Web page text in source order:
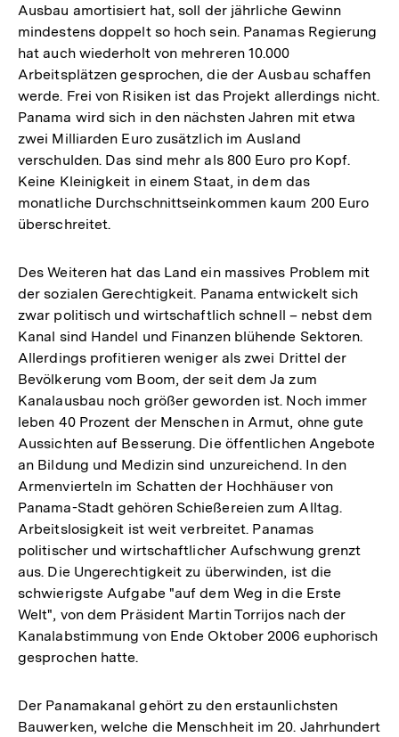
Ausbau amortisiert hat, soll der jährliche Gewinn
mindestens doppelt so hoch sein. Panamas Regierung
hat auch wiederholt von mehreren 10.000
Arbeitsplätzen gesprochen, die der Ausbau schaffen
werde. Frei von Risiken ist das Projekt allerdings nicht.
Panama wird sich in den nächsten Jahren mit etwa
zwei Milliarden Euro zusätzlich im Ausland
verschulden. Das sind mehr als 800 Euro pro Kopf.
Keine Kleinigkeit in einem Staat, in dem das
monatliche Durchschnittseinkommen kaum 200 Euro
überschreitet.
Des Weiteren hat das Land ein massives Problem mit
der sozialen Gerechtigkeit. Panama entwickelt sich
zwar politisch und wirtschaftlich schnell – nebst dem
Kanal sind Handel und Finanzen blühende Sektoren.
Allerdings profitieren weniger als zwei Drittel der
Bevölkerung vom Boom, der seit dem Ja zum
Kanalausbau noch größer geworden ist. Noch immer
leben 40 Prozent der Menschen in Armut, ohne gute
Aussichten auf Besserung. Die öffentlichen Angebote
an Bildung und Medizin sind unzureichend. In den
Armenvierteln im Schatten der Hochhäuser von
Panama-Stadt gehören Schießereien zum Alltag.
Arbeitslosigkeit ist weit verbreitet. Panamas
politischer und wirtschaftlicher Aufschwung grenzt
aus. Die Ungerechtigkeit zu überwinden, ist die
schwierigste Aufgabe "auf dem Weg in die Erste
Welt", von dem Präsident Martin Torrijos nach der
Kanalabstimmung von Ende Oktober 2006 euphorisch
gesprochen hatte.
Der Panamakanal gehört zu den erstaunlichsten
Bauwerken, welche die Menschheit im 20. Jahrhundert